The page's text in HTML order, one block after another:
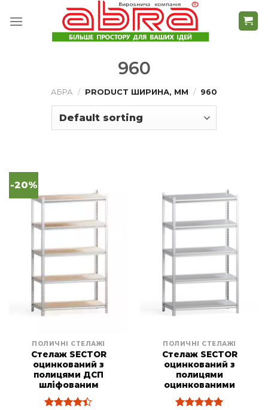
to
960
АБРА / PRODUCT ШИРИНА, ММ / 960
-20%
ПОЛИЧНІ СТЕЛАЖІ
Cтелаж SECTOR
оцинкований з
полицями ДСП
шліфованим
ПОЛИЧНІ СТЕЛАЖІ
Cтелаж SECTOR
оцинкований з
полицями
оцинкованими